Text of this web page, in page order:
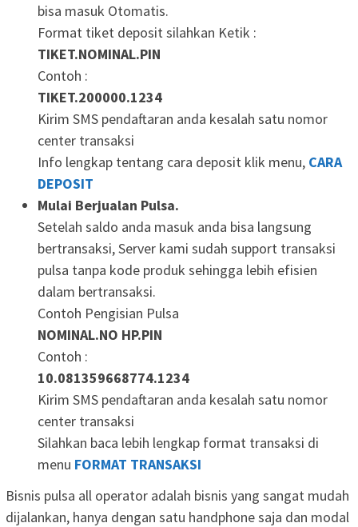
bisa masuk Otomatis.
Format tiket deposit silahkan Ketik :
TIKET.NOMINAL.PIN
Contoh :
TIKET.200000.1234
Kirim SMS pendaftaran anda kesalah satu nomor
center transaksi
Info lengkap tentang cara deposit klik menu, CARA
DEPOSIT
Mulai Berjualan Pulsa.
Setelah saldo anda masuk anda bisa langsung
bertransaksi, Server kami sudah support transaksi
pulsa tanpa kode produk sehingga lebih efisien
dalam bertransaksi.
Contoh Pengisian Pulsa
NOMINAL.NO HP.PIN
Contoh :
10.081359668774.1234
Kirim SMS pendaftaran anda kesalah satu nomor
center transaksi
Silahkan baca lebih lengkap format transaksi di
menu FORMAT TRANSAKSI
Bisnis pulsa all operator adalah bisnis yang sangat mudah
dijalankan, hanya dengan satu handphone saja dan modal